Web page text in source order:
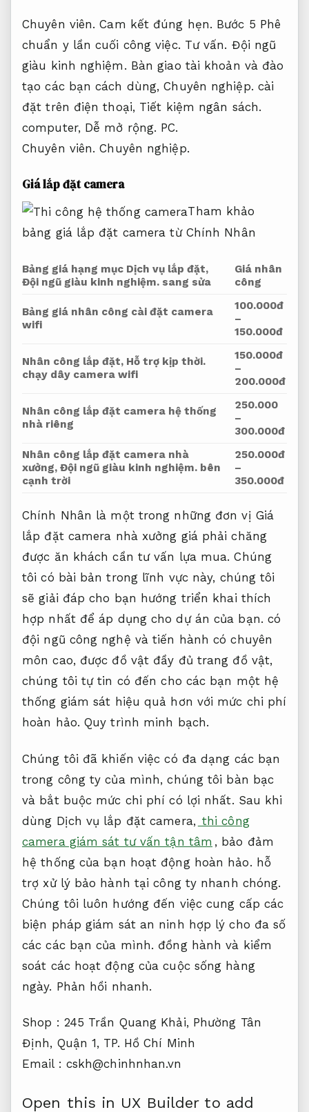
Chuyên viên. Cam kết đúng hẹn. Bước 5 Phê
chuẩn y lần cuối công việc. Tư vấn. Đội ngũ
giàu kinh nghiệm. Bàn giao tài khoản và đào
tạo các bạn cách dùng,Chuyên nghiệp. cài
đặt trên điện thoại, Tiết kiệm ngân sách.
computer, Dễ mở rộng. PC.
Chuyên viên. Chuyên nghiệp.
Giá lắp đặt camera
Tham khảo
bảng giá lắp đặt camera từ Chính Nhân
Bảng giá hạng mục Dịch vụ lắp đặt,
Đội ngũ giàu kinh nghiệm. sang sửa
Giá nhân
công
Bảng giá nhân công cài đặt camera
wifi
100.000đ
–
150.000đ
Nhân công lắp đặt, Hỗ trợ kịp thời.
chạy dây camera wifi
150.000đ
–
200.000đ
Nhân công lắp đặt camera hệ thống
nhà riêng
250.000
–
300.000đ
Nhân công lắp đặt camera nhà
xưởng, Đội ngũ giàu kinh nghiệm. bên
cạnh trời
250.000đ
–
350.000đ
Chính Nhân là một trong những đơn vị Giá
lắp đặt camera nhà xưởng giá phải chăng
được ăn khách cần tư vấn lựa mua. Chúng
tôi có bài bản trong lĩnh vực này, chúng tôi
sẽ giải đáp cho bạn hướng triển khai thích
hợp nhất để áp dụng cho dự án của bạn. có
đội ngũ công nghệ và tiến hành có chuyên
môn cao, được đồ vật đầy đủ trang đồ vật,
chúng tôi tự tin có đến cho các bạn một hệ
thống giám sát hiệu quả hơn với mức chi phí
hoàn hảo. Quy trình minh bạch.
Chúng tôi đã khiến việc có đa dạng các bạn
trong công ty của mình, chúng tôi bàn bạc
và bắt buộc mức chi phí có lợi nhất. Sau khi
dùng Dịch vụ lắp đặt camera, thi công
camera giám sát tư vấn tận tâm , bảo đảm
hệ thống của bạn hoạt động hoàn hảo. hỗ
trợ xử lý bảo hành tại công ty nhanh chóng.
Chúng tôi luôn hướng đến việc cung cấp các
biện pháp giám sát an ninh hợp lý cho đa số
các các bạn của mình. đồng hành và kiểm
soát các hoạt động của cuộc sống hàng
ngày. Phản hồi nhanh.
Shop : 245 Trần Quang Khải, Phường Tân
Định, Quận 1, TP. Hồ Chí Minh
Email : cskh@chinhnhan.vn
Open this in UX Builder to add